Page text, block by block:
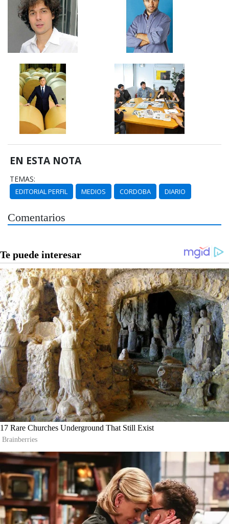
EN ESTA NOTA
TEMAS:
EDITORIAL PERFIL MEDIOS CORDOBA DIARIO
Comentarios